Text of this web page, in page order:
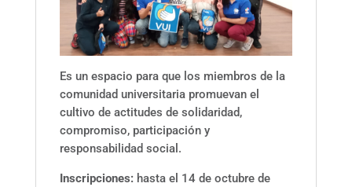
Es un espacio para que los miembros de la
comunidad universitaria promuevan el
cultivo de actitudes de solidaridad,
compromiso, participación y
responsabilidad social.
Inscripciones:hasta el 14 de octubre de